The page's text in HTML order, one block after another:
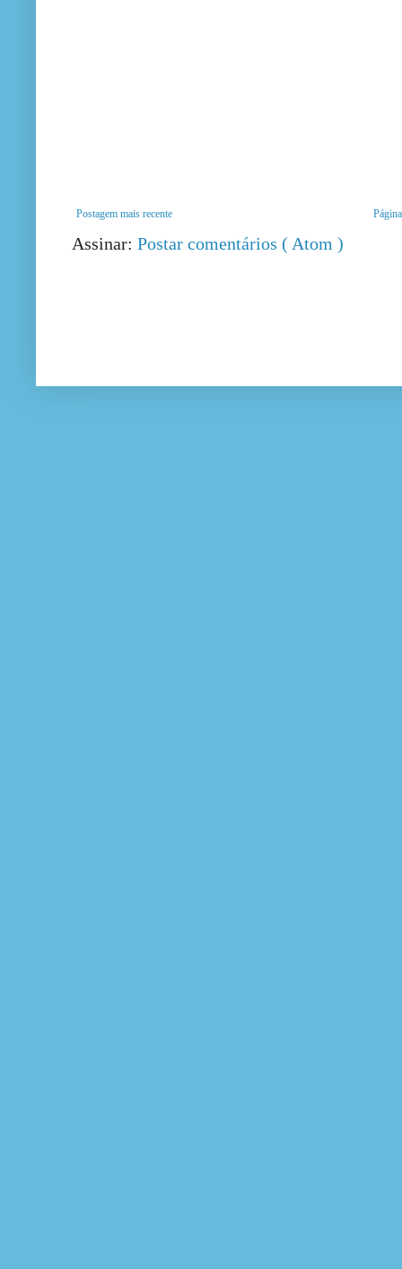
Postagem mais recente
Assinar: Postar comentários ( Atom )